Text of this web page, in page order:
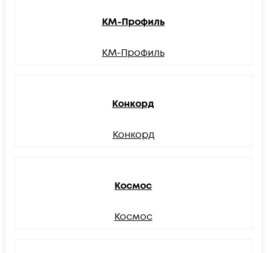
КМ-Профиль
КМ-Профиль
Конкорд
Конкорд
Космос
Космос